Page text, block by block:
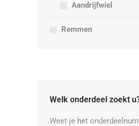
Aandrijfwiel
Remmen
Welk onderdeel zoekt
Weet je het